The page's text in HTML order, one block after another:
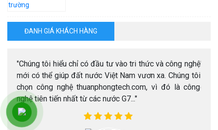
ĐANH GIÁ KHÁCH HÀNG
"Chúng tôi hiểu chỉ có đầu tư vào tri thức và công nghệ
mới có thể giúp đất nước Việt Nam vươn xa. Chúng tôi
chọn công nghệ thuanphongtech.com, vì đó là công
nghệ tiên tiến nhất từ các nước G7..."
"Tôi
lắp
chất